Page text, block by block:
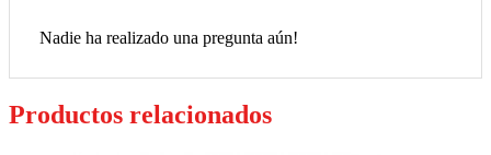
Nadie ha realizado una pregunta aún!
Productos relacionados